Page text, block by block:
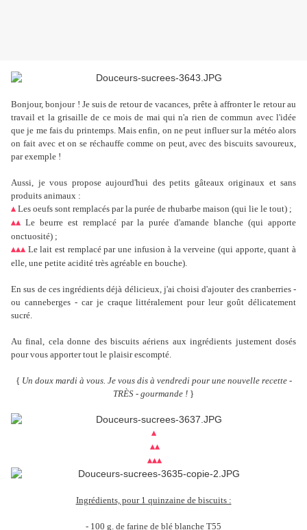
Bonjour, bonjour ! Je suis de retour de vacances, prête à affronter le retour au
travail et la grisaille de ce mois de mai qui n'a rien de commun avec l'idée
que je me fais du printemps. Mais enfin, on ne peut influer sur la météo alors
on fait avec et on se réchauffe comme on peut, avec des biscuits savoureux,
par exemple !
Aussi, je vous propose aujourd'hui des petits gâteaux originaux et sans
produits animaux :
▴ Les oeufs sont remplacés par la purée de rhubarbe maison (qui lie le tout) ;
▴▴ Le beurre est remplacé par la purée d'amande blanche (qui apporte
onctuosité) ;
▴▴▴ Le lait est remplacé par une infusion à la verveine (qui apporte, quant à
elle, une petite acidité très agréable en bouche).
En sus de ces ingrédients déjà délicieux, j'ai choisi d'ajouter des cranberries -
ou canneberges - car je craque littéralement pour leur goût délicatement
sucré.
Au final, cela donne des biscuits aériens aux ingrédients justement dosés
pour vous apporter tout le plaisir escompté.
{ Un doux mardi à vous. Je vous dis à vendredi pour une nouvelle recette -
TRÈS - gourmande ! }
▴
▴▴
▴▴▴
Ingrédients, pour 1 quinzaine de biscuits :
- 100 g. de farine de blé blanche T55